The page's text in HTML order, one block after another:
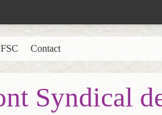
Syndical
Contact